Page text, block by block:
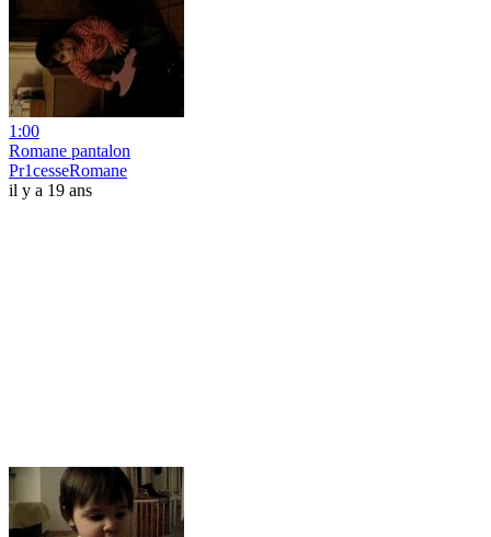
1:00
Romane pantalon
Pr1cesseRomane
il y a 19 ans